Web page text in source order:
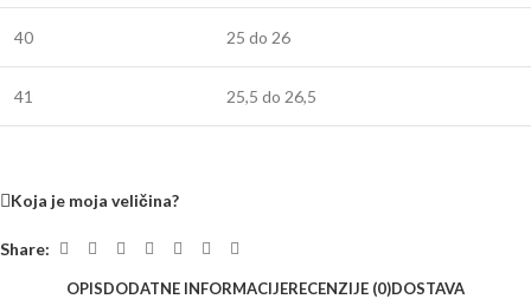
40 25 do 26
41 25,5 do 26,5
Koja je moja veličina?
Share:
OPISDODATNE INFORMACIJERECENZIJE (0)DOSTAVA